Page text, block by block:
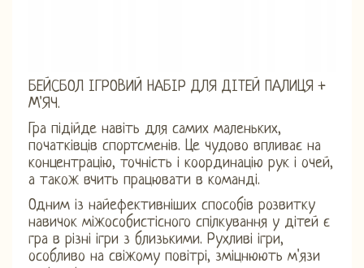
БЕЙСБОЛ ІГРОВИЙ НАБІР ДЛЯ ДІТЕЙ ПАЛИЦЯ +
М'ЯЧ.
Гра підійде навіть для самих маленьких,
початківців спортсменів. Це чудово впливає на
концентрацію, точність і координацію рук і очей,
а також вчить працювати в команді.
Одним із найефективніших способів розвитку
навичок міжособистісного спілкування у дітей є
гра в різні ігри з близькими. Рухливі ігри,
особливо на свіжому повітрі, зміцнюють м'язи